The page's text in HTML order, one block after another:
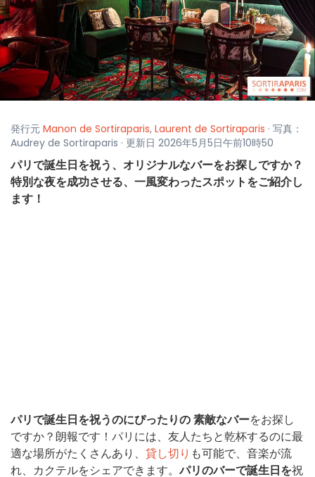
発行元 Manon de Sortiraparis, Laurent de Sortiraparis · 写真：
Audrey de Sortiraparis · 更新日 2026年5月5日午前10時50
パリで誕生日を祝う、オリジナルなバーをお探しですか？
特別な夜を成功させる、一風変わったスポットをご紹介し
ます！
パリで誕生日を祝うのにぴったりの素敵なバーをお探し
ですか？朗報です！パリには、友人たちと乾杯するのに最
適な場所がたくさんあり、 貸し切り も可能で、音楽が流
れ、カクテルをシェアできます。パリのバーで誕生日を祝